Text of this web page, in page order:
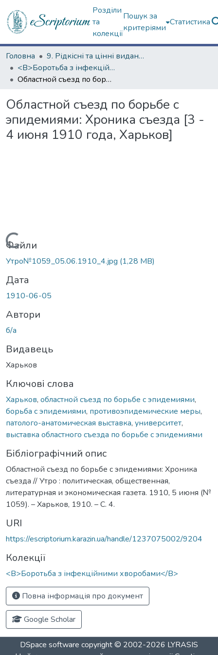
Розділи
та
колекції
Пошук за
критеріями
Статистика
Головна
9. Рідкісні та цінні видання
<B>Боротьба з інфекційними хворобами</B>
Областной съезд по борьбе с эпидемиями: Хроника съезда [3 - 4 июня 1910 года, Харьков]
Областной съезд по борьбе с
эпидемиями: Хроника съезда [3 -
4 июня 1910 года, Харьков]
Вантажиться...
Файли
Утро№1059_05.06.1910_4.jpg (1,28 MB)
Дата
1910-06-05
Автори
б/а
Видавець
Харьков
Ключові слова
Харьков, областной съезд по борьбе с эпидемиями,
борьба с эпидемиями, противоэпидемические меры,
патолого-анатомическая выставка, университет,
выставка областного съезда по борьбе с эпидемиями
Бібліографічний опис
Областной съезд по борьбе с эпидемиями: Хроника
съезда // Утро : политическая, общественная,
литературная и экономическая газета. 1910, 5 июня (№
1059). – Харьков, 1910. – С. 4.
URI
https://escriptorium.karazin.ua/handle/1237075002/9204
Колекції
<B>Боротьба з інфекційними хворобами</B>
Повна інформація про документ
Google Scholar
DSpace software copyright © 2002-2026 LYRASIS